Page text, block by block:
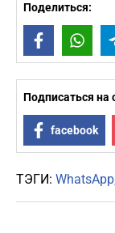
Поделиться:
Facebook
Подписаться на
facebook
ТЭГИ: WhatsApp